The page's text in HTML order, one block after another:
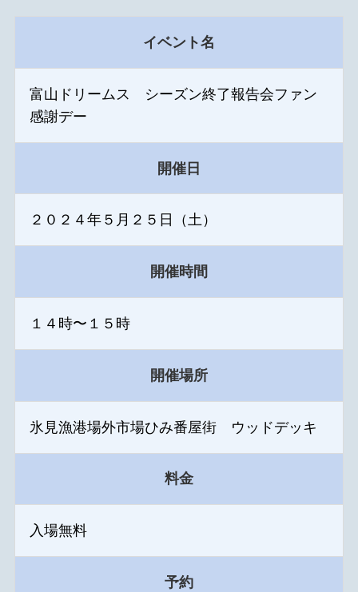
イベント名
富山ドリームス シーズン終了報告会ファン
感謝デー
開催日
２０２４年５月２５日（土）
開催時間
１４時〜１５時
開催場所
氷見漁港場外市場ひみ番屋街 ウッドデッキ
料金
入場無料
予約